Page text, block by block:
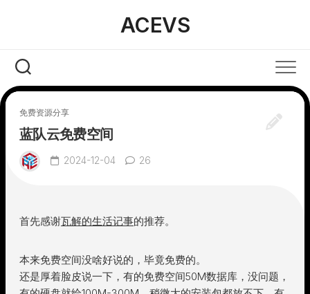
ACEVS
免费资源分享
蓝队云免费空间
2024-12-04 26
首先感谢瓦解的生活记事的推荐。
本来免费空间没啥好说的，毕竟免费的。
还是厚着脸皮说一下，有的免费空间50M数据库，没问题，